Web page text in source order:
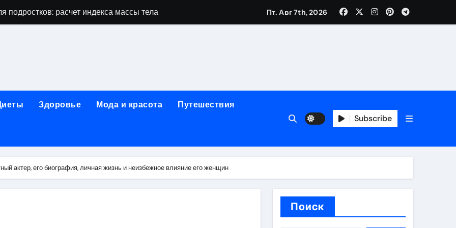
подростков: расчет индекса массы тела и ориентиры по возрасту, росту и полу
процедур и показания к лечению
неопределённость устойчивости в условиях неопределённости
региона: современные подходы, показания и риски
в салонах красоты
и сибирским городом: варианты маршрутов, тарифы и советы по планированию поездки
Пт. Авг 7th, 2026
Здоровье Мода и красота Путешествия
Subscribe
актер, его биография, личная жизнь и неизбежное влияние его женщин
Поиск